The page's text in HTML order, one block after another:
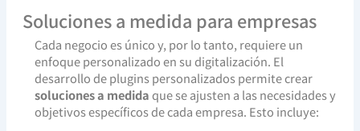
Soluciones a medida para empresas
Cada negocio es único y, por lo tanto, requiere un
enfoque personalizado en su digitalización. El
desarrollo de plugins personalizados permite crear
soluciones a medidaque se ajusten a las necesidades y
objetivos específicos de cada empresa. Esto incluye: